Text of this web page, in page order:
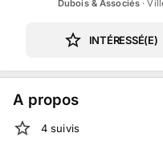
Dubois & Associés ·
INTÉRESSÉ(E)
A propos
4 suivis